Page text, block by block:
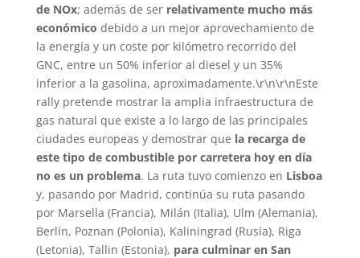
de NOx; además de serrelativamente mucho más
económico debido a un mejor aprovechamiento de
la energía y un coste por kilómetro recorrido del
GNC, entre un 50% inferior al diesel y un 35%
inferior a la gasolina, aproximadamente.\r\n\r\nEste
rally pretende mostrar la amplia infraestructura de
gas natural que existe a lo largo de las principales
ciudades europeas y demostrar que la recarga de
este tipo de combustible por carretera hoy en día
no es un problema. La ruta tuvo comienzo en Lisboa
y, pasando por Madrid, continúa su ruta pasando
por Marsella (Francia), Milán (Italia), Ulm (Alemania),
Berlín, Poznan (Polonia), Kaliningrad (Rusia), Riga
(Letonia), Tallin (Estonia), para culminar en San